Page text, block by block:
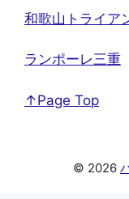
和歌山トライア
ランポーレ三重
↑Page Top
© 2026